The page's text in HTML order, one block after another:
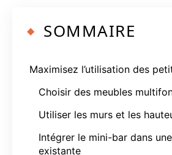
SOMMAIRE
Maximisez l’utilisation des
Choisir des meubles
Utiliser les murs et les
Intégrer le mini-bar dans
existante